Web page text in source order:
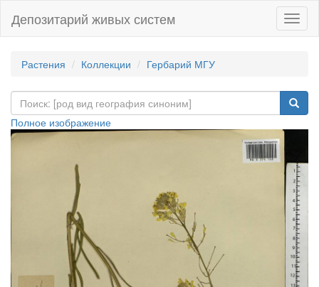
Депозитарий живых систем
Растения Коллекции Гербарий МГУ
Полное изображение